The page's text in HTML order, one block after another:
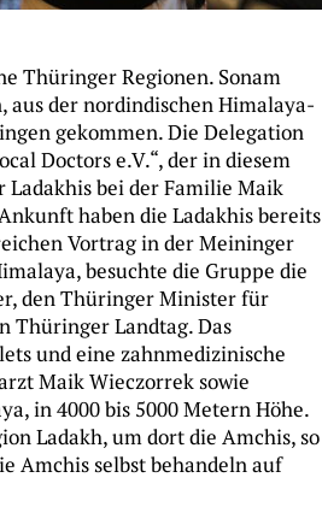
Thüringer Regionen. Sonam
aus der nordindischen Himalaya-
gekommen. Die Delegation
Doctors e.V.“, der in diesem
bei der Familie Maik
haben die Ladakhis bereits
Vortrag in der Meininger
besuchte die Gruppe die
den Thüringer Minister für
Thüringer Landtag. Das
und eine zahnmedizinische
Maik Wieczorrek sowie
in 4000 bis 5000 Metern Höhe.
Ladakh, um dort die Amchis, so
Amchis selbst behandeln auf